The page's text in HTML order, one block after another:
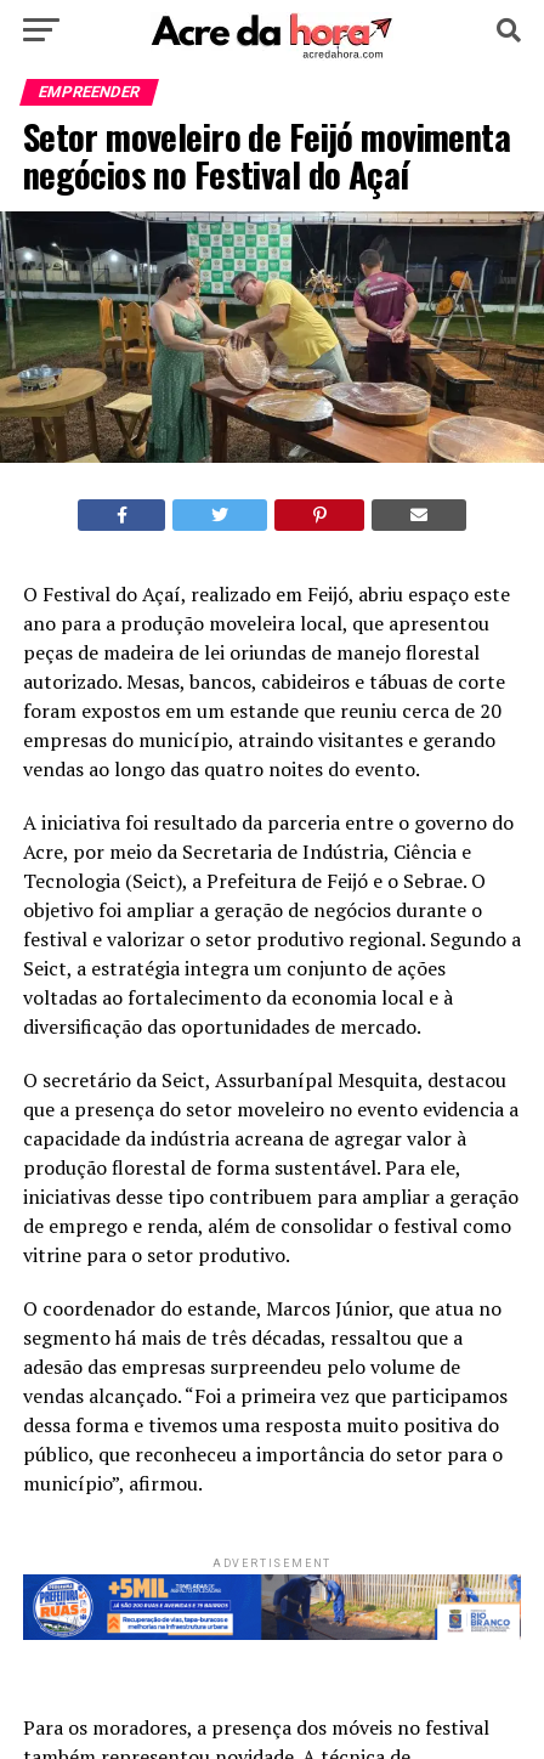
HOME
EDUCAÇÃO NOTÍCIA MUNDO
EMPREENDER
Setor moveleiro de Feijó movimenta
negócios no Festival do Açaí
O Festival do Açaí, realizado em Feijó, abriu espaço este
ano para a produção moveleira local, que apresentou
peças de madeira de lei oriundas de manejo florestal
autorizado. Mesas, bancos, cabideiros e tábuas de corte
foram expostos em um estande que reuniu cerca de 20
empresas do município, atraindo visitantes e gerando
vendas ao longo das quatro noites do evento.
A iniciativa foi resultado da parceria entre o governo do
Acre, por meio da Secretaria de Indústria, Ciência e
Tecnologia (Seict), a Prefeitura de Feijó e o Sebrae. O
objetivo foi ampliar a geração de negócios durante o
festival e valorizar o setor produtivo regional. Segundo a
Seict, a estratégia integra um conjunto de ações
voltadas ao fortalecimento da economia local e à
diversificação das oportunidades de mercado.
O secretário da Seict, Assurbanípal Mesquita, destacou
que a presença do setor moveleiro no evento evidencia a
capacidade da indústria acreana de agregar valor à
produção florestal de forma sustentável. Para ele,
iniciativas desse tipo contribuem para ampliar a geração
de emprego e renda, além de consolidar o festival como
vitrine para o setor produtivo.
O coordenador do estande, Marcos Júnior, que atua no
segmento há mais de três décadas, ressaltou que a
adesão das empresas surpreendeu pelo volume de
vendas alcançado. “Foi a primeira vez que participamos
dessa forma e tivemos uma resposta muito positiva do
público, que reconheceu a importância do setor para o
município”, afirmou.
ADVERTISEMENT
Para os moradores, a presença dos móveis no festival